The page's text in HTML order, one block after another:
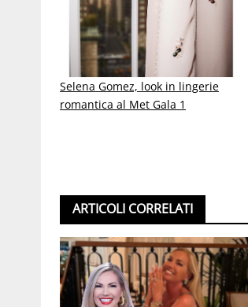
Selena Gomez, look in lingerie
romantica al Met Gala 1
ARTICOLI CORRELATI